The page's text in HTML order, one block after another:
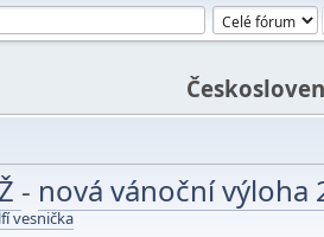
- nová vánoční výloha
vesnička